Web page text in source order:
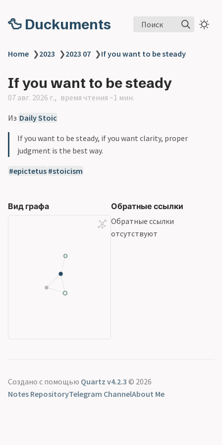
🦆 Duckuments Поиск
Home ❯2023 ❯2023 07 ❯If you want to be steady
If you want to be steady
07 авг. 2026 г. время чтения ~1 мин.
Из Daily Stoic
If you want to be steady, if you want clarity, proper
judgment is the best way.
epictetus stoicism
Вид графа
Обратные ссылки
Обратные ссылки
отсутствуют
Создано с помощью Quartz v4.2.3 © 2026
Notes RepositoryTelegram ChannelAbout Me